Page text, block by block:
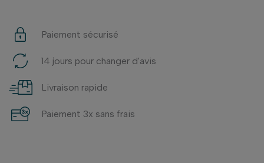
Paiement sécurisé
14 jours pour changer d'avis
Livraison rapide
Paiement 3x sans frais